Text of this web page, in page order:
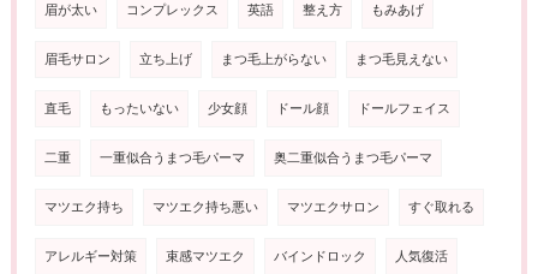
眉が太い コンプレックス 英語 整え方 もみあげ
眉毛サロン 立ち上げ まつ毛上がらない まつ毛見えない
直毛 もったいない 少女顔 ドール顔 ドールフェイス
二重 一重似合うまつ毛パーマ 奥二重似合うまつ毛パーマ
マツエク持ち マツエク持ち悪い マツエクサロン すぐ取れる
アレルギー対策 束感マツエク バインドロック 人気復活